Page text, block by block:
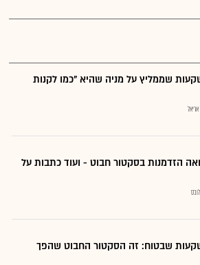
שממליץ על מניה שהיא "כמו לקנות
הזדמנות בסקטור חבוט - ועוד כתבות על
שבטוח: זה הסקטור החבוט שהפך